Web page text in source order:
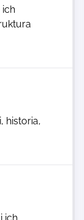
ich
historia,